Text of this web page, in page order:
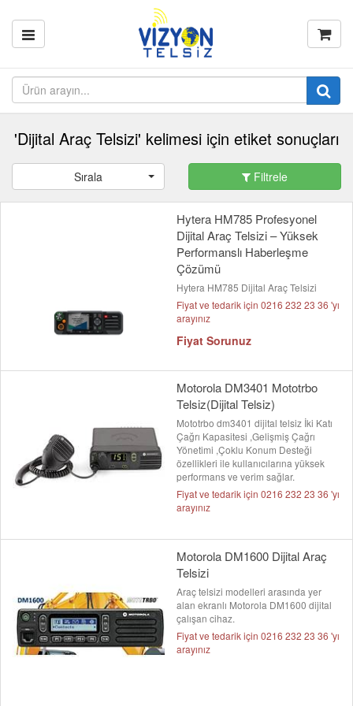
'Dijital Araç Telsizi' kelimesi için etiket sonuçları
Sırala Filtrele
Hytera HM785 Profesyonel
Dijital Araç Telsizi – Yüksek
Performanslı Haberleşme
Çözümü
Hytera HM785 Dijital Araç Telsizi
Fiyat ve tedarik için 0216 232 23 36 'yı
arayınız
Fiyat Sorunuz
Motorola DM3401 Mototrbo
Telsiz(Dijital Telsiz)
Mototrbo dm3401 dijital telsiz İki Katı
Çağrı Kapasitesi ,Gelişmiş Çağrı
Yönetimi ,Çoklu Konum Desteği
özellikleri ile kullanıcılarına yüksek
performans ve verim sağlar.
Fiyat ve tedarik için 0216 232 23 36 'yı
arayınız
Motorola DM1600 Dijital Araç
Telsizi
Araç telsizi modelleri arasında yer
alan ekranlı Motorola DM1600 dijital
çalışan cihaz.
Fiyat ve tedarik için 0216 232 23 36 'yı
arayınız